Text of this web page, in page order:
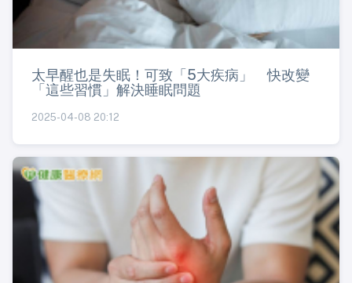
太早醒也是失眠！可致「5大疾病」 快改變
「這些習慣」解決睡眠問題
2025-04-08 20:12